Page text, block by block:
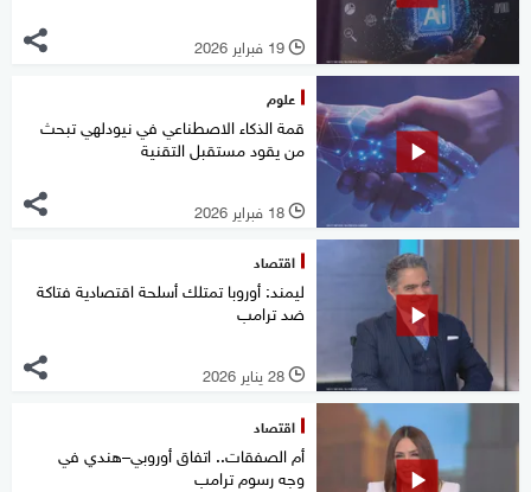
l 19 فبراير 2026
علوم
قمة الذكاء الاصطناعي في نيودلهي تبحث
من يقود مستقبل التقنية
l 18 فبراير 2026
اقتصاد
ليمند: أوروبا تمتلك أسلحة اقتصادية فتاكة
ضد ترامب
l 28 يناير 2026
اقتصاد
أم الصفقات.. اتفاق أوروبي–هندي في
وجه رسوم ترامب